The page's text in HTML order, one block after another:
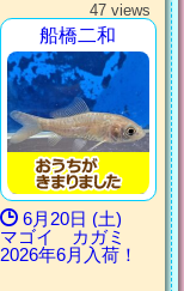
47 views
船橋二和
6月20日 (土)
マゴイ カガミ
2026年6月入荷！